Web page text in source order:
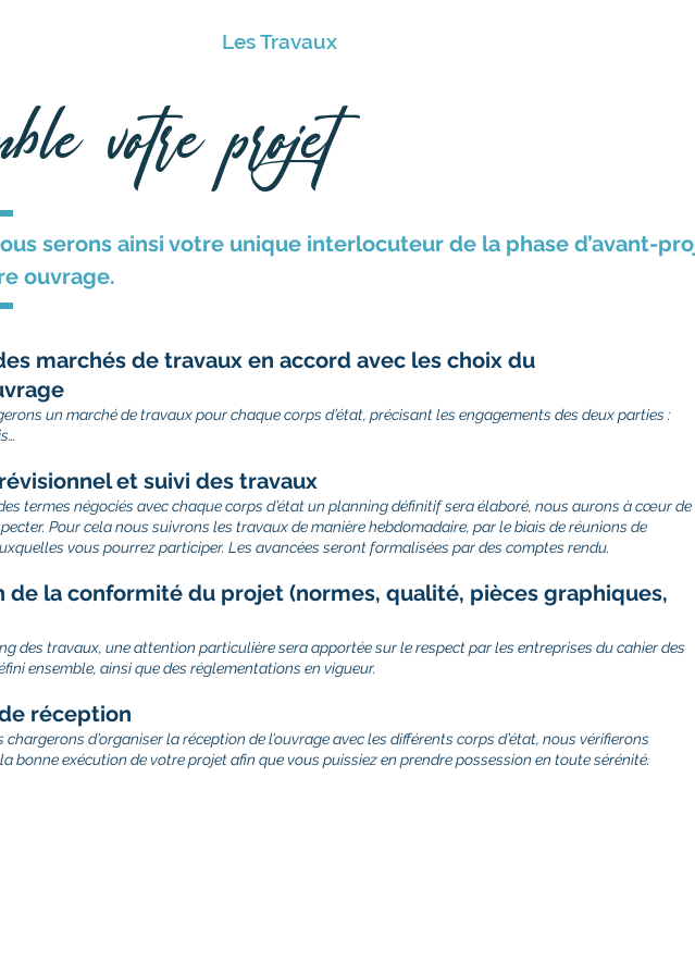
Les Travaux
votre projet
serons ainsi votre unique interlocuteur de la phase d’avant-
ouvrage.
marchés de travaux en accord avec les choix du
un marché de travaux pour chaque corps d’état, précisant les engagements des deux parties :
et suivi des travaux
termes négociés avec chaque corps d’état un planning définitif sera élaboré, nous aurons à cœur de
Pour cela nous suivrons les travaux de manière hebdomadaire, par le biais de réunions de
vous pourrez participer. Les avancées seront formalisées par des comptes rendu.
de la conformité du projet (normes, qualité, pièces graphiques,
des travaux, une attention particulière sera apportée sur le respect par les entreprises du cahier des
ensemble, ainsi que des réglementations en vigueur.
réception
chargerons d’organiser la réception de l’ouvrage avec les différents corps d’état, nous vérifierons
bonne exécution de votre projet afin que vous puissiez en prendre possession en toute sérénité.